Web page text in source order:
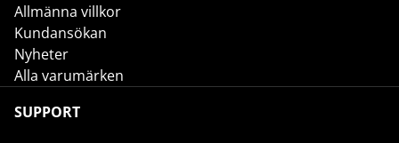
Allmänna villkor
Kundansökan
Nyheter
Alla varumärken
SUPPORT